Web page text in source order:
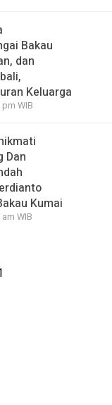
Bakau
dan
Keluarga
WIB
Dan
Kumai
WIB